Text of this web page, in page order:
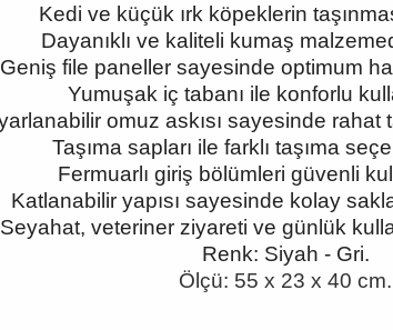
Kedi ve küçük ırk köpeklerin
Dayanıklı ve kaliteli kumaş
Geniş file paneller sayesinde optimum
Yumuşak iç tabanı ile konforlu
omuz askısı sayesinde rahat
Taşıma sapları ile farklı taşıma
Fermuarlı giriş bölümleri güvenli
Katlanabilir yapısı sayesinde kolay
Seyahat, veteriner ziyareti ve günlük
Renk: Siyah - Gri.
Ölçü: 55 x 23 x 40 cm.